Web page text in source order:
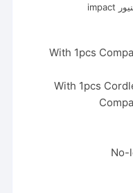
TCKLI20277 كومبو امباكت درايف وشنيور impact
With 1pcs
With 1pcs
No-